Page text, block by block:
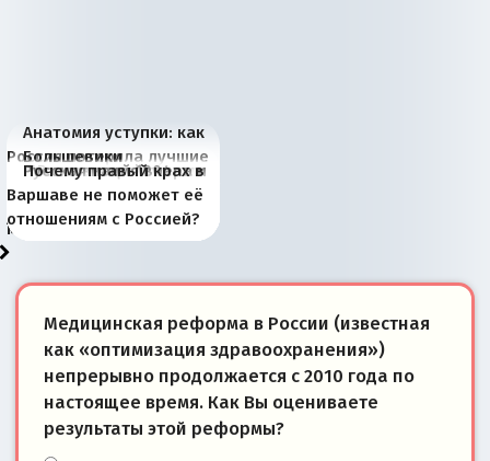
Анатомия уступки: как
Россия потеряла лучшие
рыбопромысловые
районы Баренцева
моря
Большевики
отличаются от «Яблока»
тем, что они -
победители
Киевская марионетка
Запада рассказала о
«переобувании» хозяев
В России назрели
перемены: 15 шагов к
суверенной экономике
Миграционный пожар
Европы
Россия начинает
сбрасывать балласт
Анкориджа
Россия зимой 1904
года: первые уступки во
внутренней политике
Русская нация вчера и
сегодня
Почему правый крах в
Варшаве не поможет её
отношениям с Россией?
Медицинская реформа в России (известная
как «оптимизация здравоохранения»)
непрерывно продолжается с 2010 года по
настоящее время. Как Вы оцениваете
результаты этой реформы?